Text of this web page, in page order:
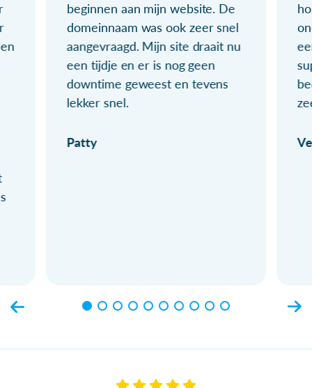
beginnen aan mijn website. De
domeinnaam was ook zeer snel
aangevraagd. Mijn site draait nu
een tijdje en er is nog geen
downtime geweest en tevens
lekker snel.
Patty